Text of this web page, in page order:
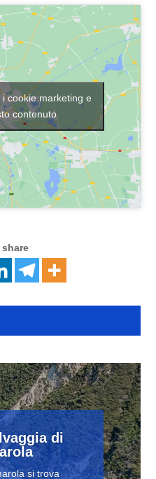
cookie marketing e
contenuto
di
si trova